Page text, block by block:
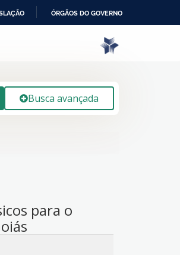
ÓRGÃOS DO GOVERNO
Busca avançada
para o